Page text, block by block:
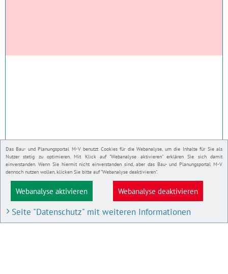
Das Bau- und Planungsportal M-V benutzt Cookies für die Webanalyse, um die Inhalte für Sie als
Nutzer stetig zu optimieren. Mit Klick auf "Webanalyse aktivieren" erklären Sie sich damit
einverstanden. Wenn Sie hiermit nicht einverstanden sind, aber das Bau- und Planungsportal M-V
dennoch nutzen wollen, klicken Sie bitte auf "Webanalyse deaktivieren".
Webanalyse aktivieren Webanalyse deaktivieren
Seite "Datenschutz" mit weiteren Informationen